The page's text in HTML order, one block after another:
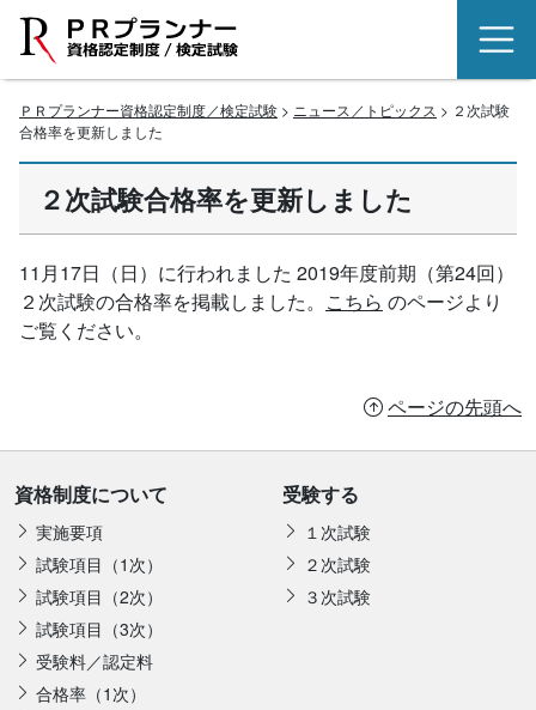
ＰＲプランナー資格認定制度／検定試験 > ニュース／トピックス > ２次試験
合格率を更新しました
２次試験合格率を更新しました
11月17日（日）に行われました 2019年度前期（第24回）
２次試験の合格率を掲載しました。 こちら のページより
ご覧ください。
ページの先頭へ
資格制度について
実施要項
試験項目（1次）
試験項目（2次）
試験項目（3次）
受験料／認定料
合格率（1次）
受験する
１次試験
２次試験
３次試験